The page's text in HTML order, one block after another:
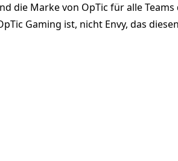
die Marke von OpTic für alle
Gaming ist, nicht Envy, das